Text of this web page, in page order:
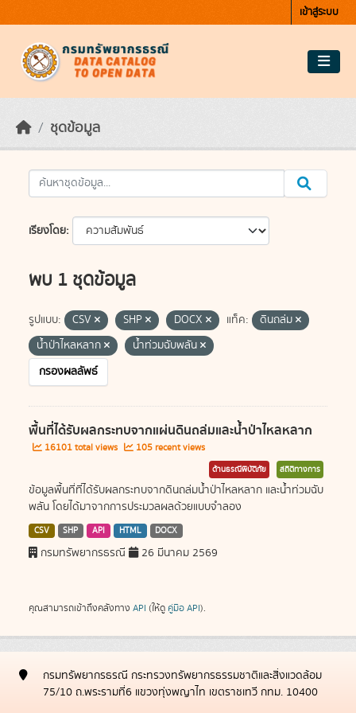
เข้าสู่ระบบ
ชุดข้อมูล
เรียงโดย
พบ 1 ชุดข้อมูล
รูปแบบ: CSV SHP DOCX แท็ค:
ดินถล่ม
น้ำป่าไหลหลาก
น้ำท่วมฉับพลัน
กรองผลลัพธ์
พื้นที่ได้รับผลกระทบจากแผ่นดินถล่มและน้ำป่าไหลหลาก
16101 total views 105 recent views
ด้านธรณีพิบัติภัย สถิติทางการ
ข้อมูลพื้นที่ที่ได้รับผลกระทบจากดินถล่มน้ำป่าไหลหลาก และน้ำท่วมฉับ
พลัน โดยได้มาจากการประมวลผลด้วยแบบจำลอง
CSV SHP API HTML DOCX
กรมทรัพยากรธรณี 26 มีนาคม 2569
คุณสามารถเข้าถึงคลังทาง API (ให้ดู คู่มือ API).
กรมทรัพยากรธรณี กระทรวงทรัพยากรธรรมชาติและสิ่งแวดล้อม
75/10 ถ.พระรามที่6 แขวงทุ่งพญาไท เขตราชเทวี กทม. 10400